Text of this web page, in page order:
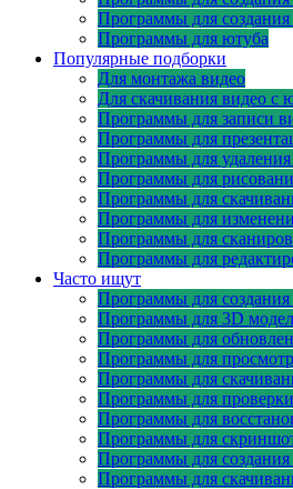
Программы для создания
Программы для ютуба
Популярные подборки
Для монтажа видео
Для скачивания видео с
Программы для записи
Программы для
Программы для
Программы для
Программы для
Программы для
Программы для
Программы для
Часто ищут
Программы для
Программы для 3D
Программы для
Программы для
Программы для
Программы для
Программы для
Программы для
Программы для
Программы для